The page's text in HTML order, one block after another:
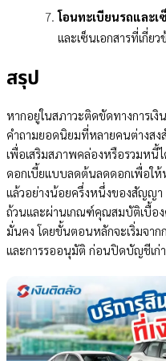
โอนทะเบียนรถและ
และเซ็นเอกสารที่เกี่ย
สรุป
หากอยู่ในสภาวะติดขัดทางการเ
คำถามยอดนิยมที่หลายคนต่างสง
เพื่อเสริมสภาพคล่องหรือรวมหนี้
ดอกเบี้ยแบบลดต้นลดดอกเพื่อใ
แล้วอย่างน้อยครึ่งหนึ่งของสัญญา
ถ้วนและผ่านเกณฑ์คุณสมบัติเบื้อ
มั่นคง โดยขั้นตอนหลักจะเริ่มจาก
และการรออนุมัติ ก่อนปิดบัญชีเก่